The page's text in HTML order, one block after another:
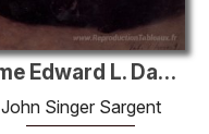
Mme Edward L. Davis et son fils Livingston
John Singer Sargent